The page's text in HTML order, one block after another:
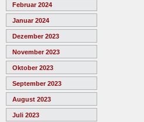
Februar 2024
Januar 2024
Dezember 2023
November 2023
Oktober 2023
September 2023
August 2023
Juli 2023